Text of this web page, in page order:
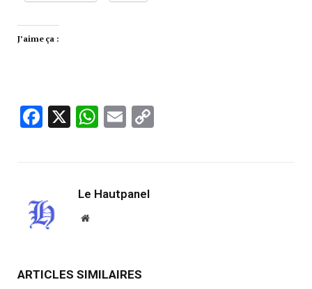
J’aime ça :
Facebook
X WhatsApp
Email
Le Hautpanel
Website
ARTICLES SIMILAIRES